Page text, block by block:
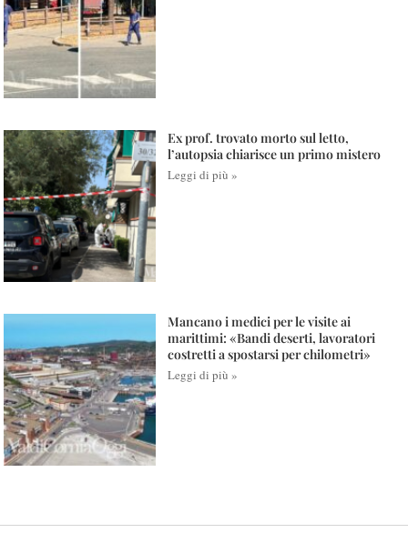
Ex prof. trovato morto sul letto,
l’autopsia chiarisce un primo mistero
Leggi di più »
Mancano i medici per le visite ai
marittimi: «Bandi deserti, lavoratori
costretti a spostarsi per chilometri»
Leggi di più »